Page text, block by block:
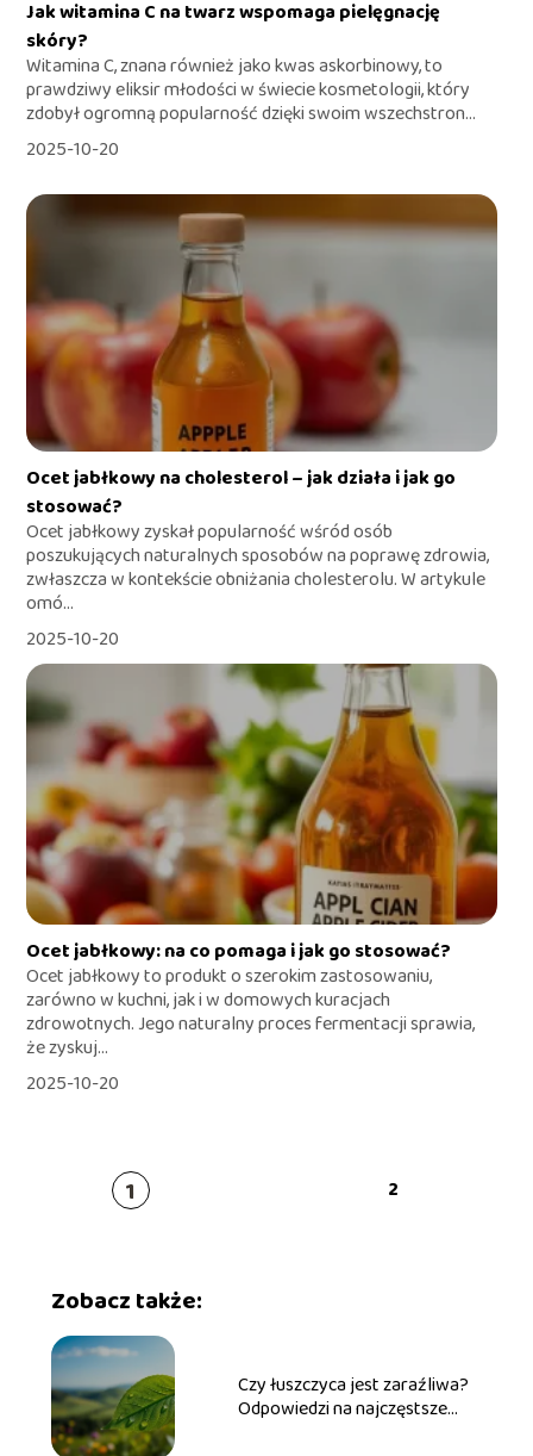
Jak witamina C na twarz wspomaga pielęgnację
skóry?
Witamina C, znana również jako kwas askorbinowy, to
prawdziwy eliksir młodości w świecie kosmetologii, który
zdobył ogromną popularność dzięki swoim wszechstron...
2025-10-20
Ocet jabłkowy na cholesterol – jak działa i jak go
stosować?
Ocet jabłkowy zyskał popularność wśród osób
poszukujących naturalnych sposobów na poprawę zdrowia,
zwłaszcza w kontekście obniżania cholesterolu. W artykule
omó...
2025-10-20
Ocet jabłkowy: na co pomaga i jak go stosować?
Ocet jabłkowy to produkt o szerokim zastosowaniu,
zarówno w kuchni, jak i w domowych kuracjach
zdrowotnych. Jego naturalny proces fermentacji sprawia,
że zyskuj...
2025-10-20
1 2
Zobacz także:
Czy łuszczyca jest zaraźliwa?
Odpowiedzi na najczęstsze